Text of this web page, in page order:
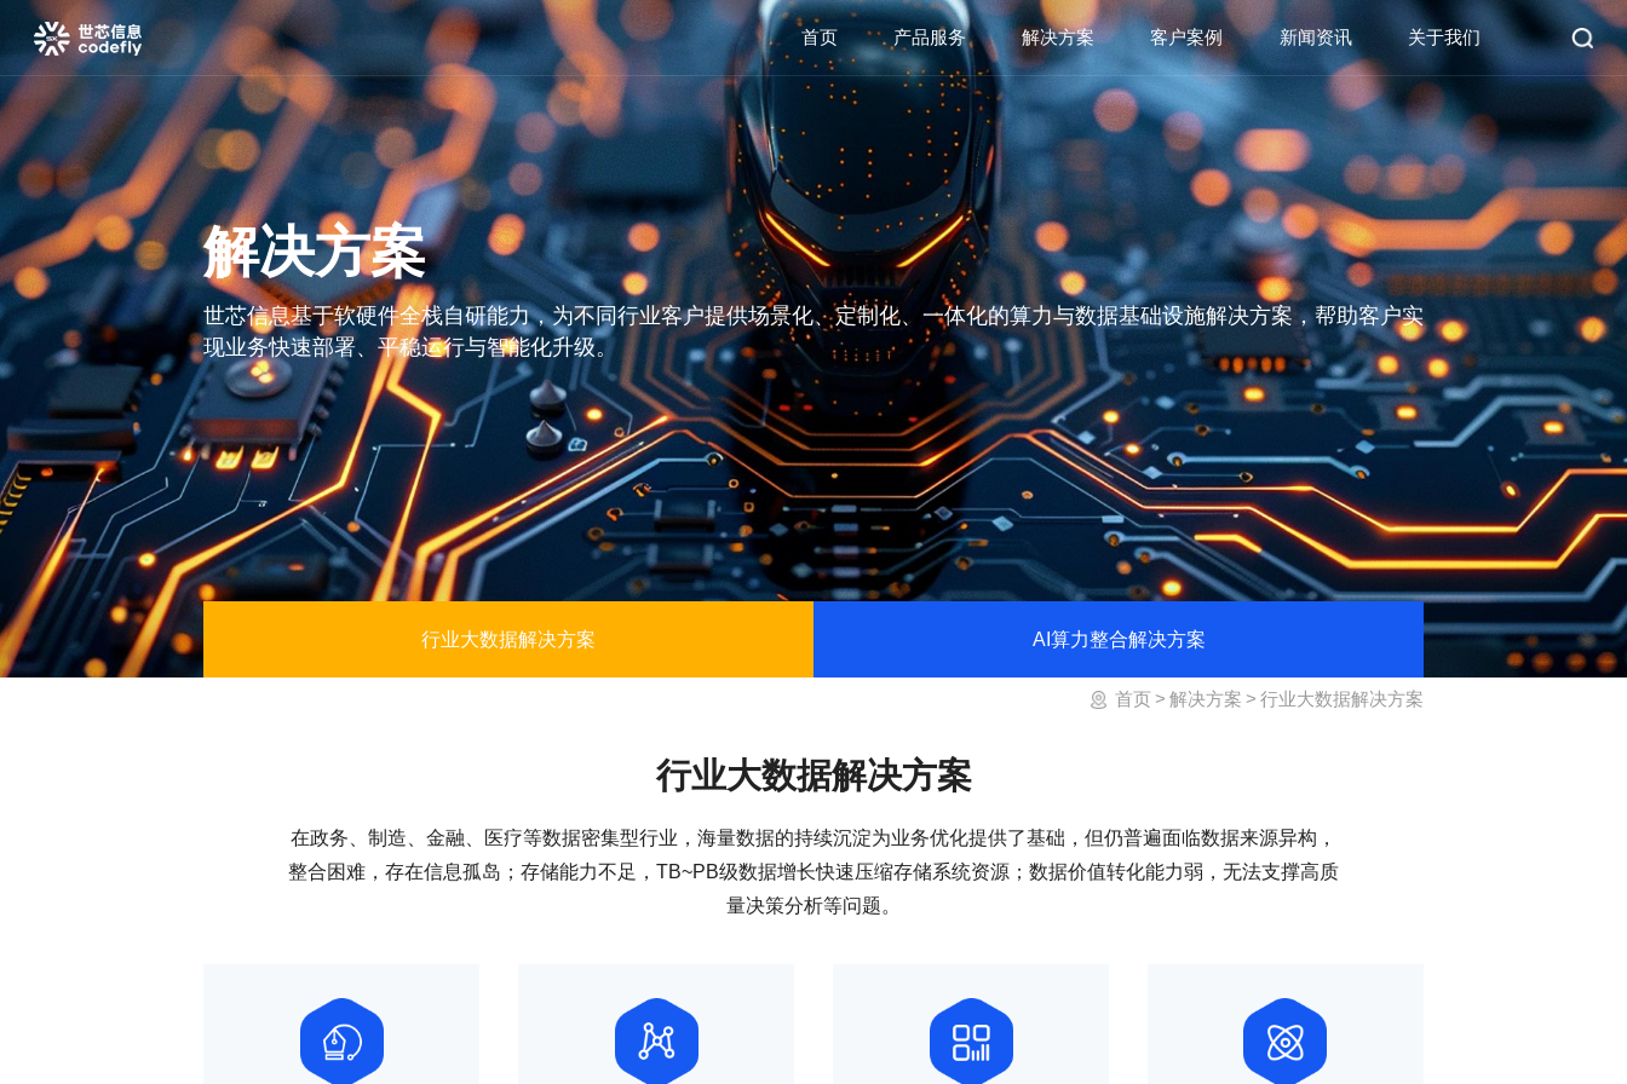
首页 产品服务 解决方案 客户案例 新闻资讯 关于我们
解决方案
世芯信息基于软硬件全栈自研能力，为不同行业客户提供场景化、定制化、一体化的算力与数据基础设施解决方案，帮助客户实
现业务快速部署、平稳运行与智能化升级。
行业大数据解决方案 AI算力整合解决方案
首页 > 解决方案 > 行业大数据解决方案
行业大数据解决方案
在政务、制造、金融、医疗等数据密集型行业，海量数据的持续沉淀为业务优化提供了基础，但仍普遍面临数据来源异构，
整合困难，存在信息孤岛；存储能力不足，TB~PB级数据增长快速压缩存储系统资源；数据价值转化能力弱，无法支撑高质
量决策分析等问题。